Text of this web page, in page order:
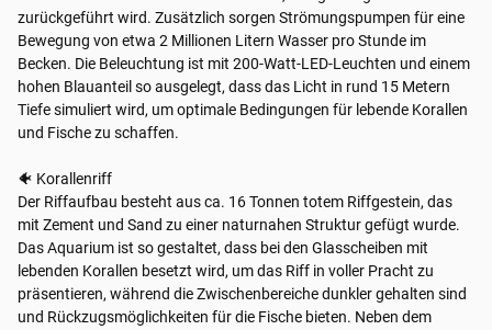
zurückgeführt wird. Zusätzlich sorgen Strömungspumpen für eine
Bewegung von etwa 2 Millionen Litern Wasser pro Stunde im
Becken. Die Beleuchtung ist mit 200-Watt-LED-Leuchten und einem
hohen Blauanteil so ausgelegt, dass das Licht in rund 15 Metern
Tiefe simuliert wird, um optimale Bedingungen für lebende Korallen
und Fische zu schaffen.
🐠 Korallenriff
Der Riffaufbau besteht aus ca. 16 Tonnen totem Riffgestein, das
mit Zement und Sand zu einer naturnahen Struktur gefügt wurde.
Das Aquarium ist so gestaltet, dass bei den Glasscheiben mit
lebenden Korallen besetzt wird, um das Riff in voller Pracht zu
präsentieren, während die Zwischenbereiche dunkler gehalten sind
und Rückzugsmöglichkeiten für die Fische bieten. Neben dem